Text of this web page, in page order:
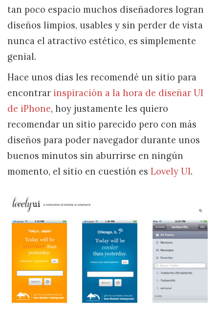
tan poco espacio muchos diseñadores logran
diseños limpios, usables y sin perder de vista
nunca el atractivo estético, es simplemente
genial.
Hace unos días les recomendé un sitio para
encontrar inspiración a la hora de diseñar UI
de iPhone, hoy justamente les quiero
recomendar un sitio parecido pero con más
diseños para poder navegador durante unos
buenos minutos sin aburrirse en ningún
momento, el sitio en cuestión es Lovely UI.